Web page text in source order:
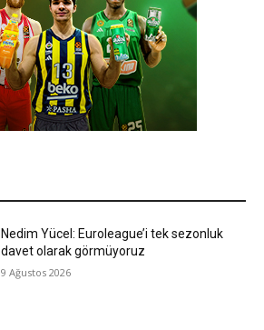
Nedim Yücel: Euroleague’i tek sezonluk
davet olarak görmüyoruz
9 Ağustos 2026